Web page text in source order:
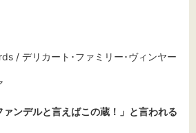
/ デリカート･ファミリー･ヴィンヤー
ァンデルと言えばこの蔵！」と言われる